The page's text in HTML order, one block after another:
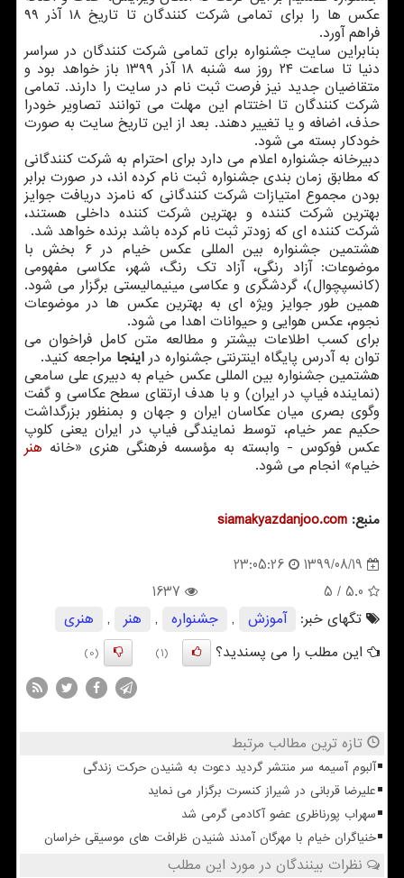
عکس ها را برای تمامی شرکت کنندگان تا تاریخ ۱۸ آذر ۹۹
فراهم آورد.
بنابراین سایت جشنواره برای تمامی شرکت کنندگان در سراسر
دنیا تا ساعت ۲۴ روز سه شنبه ۱۸ آذر ۱۳۹۹ باز خواهد بود و
متقاضیان جدید نیز فرصت ثبت نام در سایت را دارند. تمامی
شرکت کنندگان تا اختتام این مهلت می توانند تصاویر خودرا
حذف، اضافه و یا تغییر دهند. بعد از این تاریخ سایت به صورت
خودکار بسته می شود.
دبیرخانه جشنواره اعلام می دارد برای احترام به شرکت کنندگانی
که مطابق زمان بندی جشنواره ثبت نام کرده اند، در صورت برابر
بودن مجموع امتیازات شرکت کنندگانی که نامزد دریافت جوایز
بهترین شرکت کننده و بهترین شرکت کننده داخلی هستند،
شرکت کننده ای که زودتر ثبت نام کرده باشد برنده خواهد شد.
هشتمین جشنواره بین المللی عکس خیام در ۶ بخش با
موضوعات: آزاد رنگی، آزاد تک رنگ، شهر، عکاسی مفهومی
(کانسپچوال)، گردشگری و عکاسی مینیمالیستی برگزار می شود.
همین طور جوایز ویژه ای به بهترین عکس ها در موضوعات
نجوم، عکس هوایی و حیوانات اهدا می شود.
برای کسب اطلاعات بیشتر و مطالعه متن کامل فراخوان می
توان به آدرس پایگاه اینترنتی جشنواره در اینجا مراجعه کنید.
هشتمین جشنواره بین المللی عکس خیام به دبیری علی سامعی
(نماینده فیاپ در ایران) و با هدف ارتقای سطح عکاسی و گفت
وگوی بصری میان عکاسان ایران و جهان و بمنظور بزرگداشت
حکیم عمر خیام، توسط نمایندگی فیاپ در ایران یعنی کلوپ
عکس فوکوس - وابسته به مؤسسه فرهنگی هنری «خانه هنر
خیام» انجام می شود.
منبع: siamakyazdanjoo.com
1399/08/19
23:05:26
5.0
/ 5
1637
تگهای خبر:
آموزش , جشنواره , هنر ,
هنری
این مطلب را می پسندید؟
(1)
(0)
تازه ترین مطالب مرتبط
آلبوم آسیمه سر منتشر گردید دعوت به شنیدن حرکت زندگی
علیرضا قربانی در شیراز کنسرت برگزار می نماید
سهراب پورناظری عضو آکادمی گرمی شد
خنیاگران خیام با مهرگان آمدند شنیدن ظرافت های موسیقی خراسان
نظرات بینندگان در مورد این مطلب